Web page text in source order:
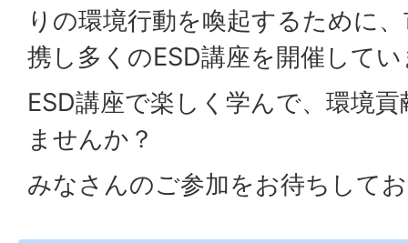
りの環境行動を喚起するために
携し多くのESD講座を開催して
ESD講座で楽しく学んで、環境
ませんか？
みなさんのご参加をお待ちして